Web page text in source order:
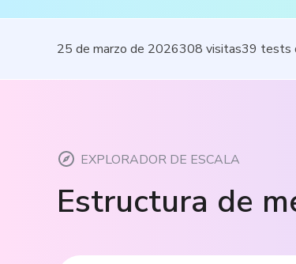
25 de marzo de 2026308 visitas39 tests
EXPLORADOR DE ESCALA
Estructura de